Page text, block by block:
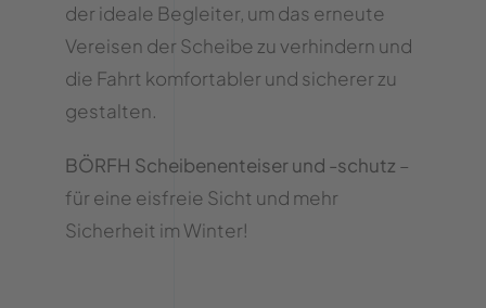
der ideale Begleiter, um das erneute
Vereisen der Scheibe zu verhindern und
die Fahrt komfortabler und sicherer zu
gestalten.
BÖRFH Scheibenenteiser und -schutz –
für eine eisfreie Sicht und mehr
Sicherheit im Winter!